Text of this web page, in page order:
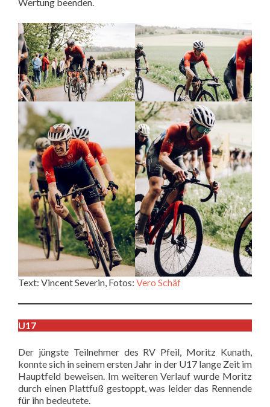
Wertung beenden.
Text: Vincent Severin, Fotos: Vero Schäf
U17
Der jüngste Teilnehmer des RV Pfeil, Moritz Kunath,
konnte sich in seinem ersten Jahr in der U17 lange Zeit im
Hauptfeld beweisen. Im weiteren Verlauf wurde Moritz
durch einen Plattfuß gestoppt, was leider das Rennende
für ihn bedeutete.